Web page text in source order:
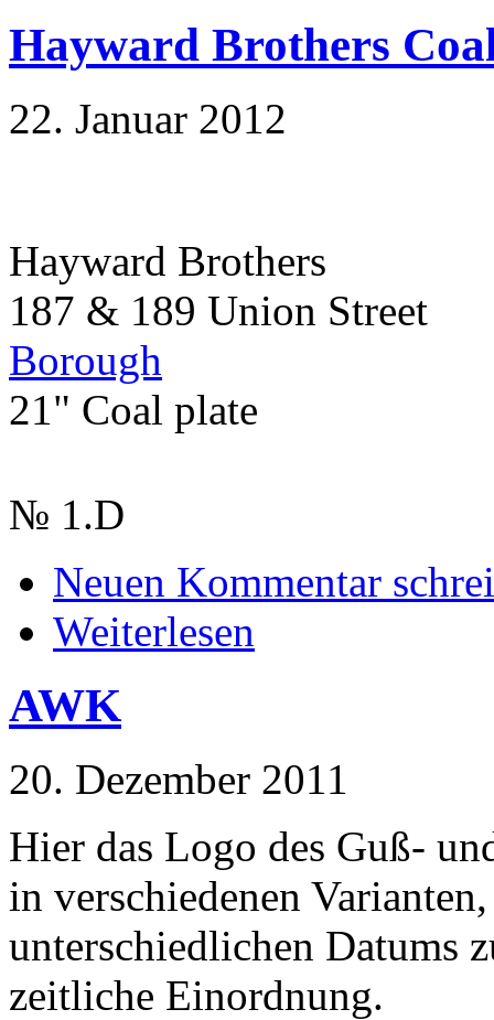
Hayward Brothers
22. Januar 2012
Hayward Brothers
187 & 189 Union Street
Borough
21" Coal plate
№ 1.D
Neuen Kommentar
Weiterlesen
AWK
20. Dezember 2011
Hier das Logo des Guß-
in verschiedenen
unterschiedlichen Datums
zeitliche Einordnung.